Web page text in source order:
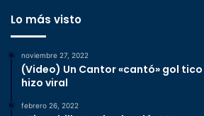
Lo más visto
noviembre 27, 2022
(Video) Un Cantor «cantó» gol
hizo viral
febrero 26, 2022